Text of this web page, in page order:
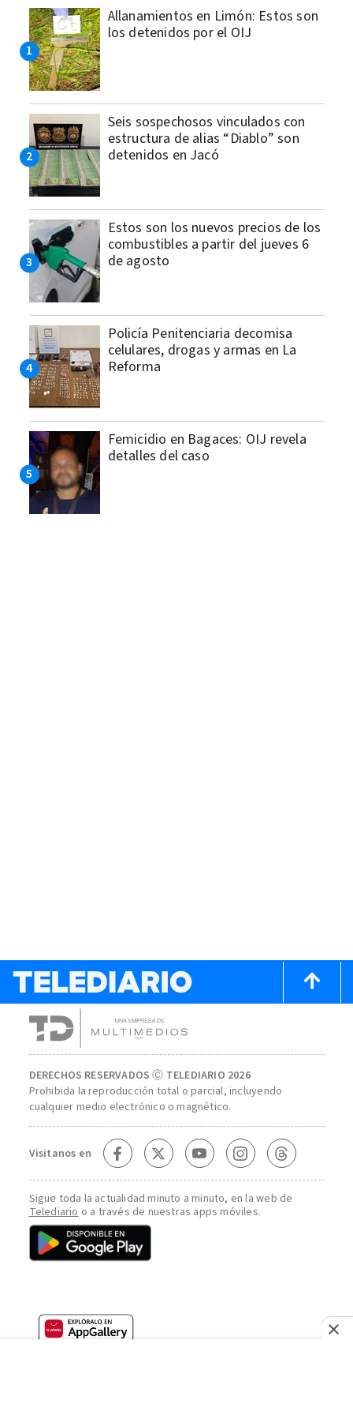
Allanamientos en Limón: Estos son
los detenidos por el OIJ
Seis sospechosos vinculados con
estructura de alias “Diablo” son
detenidos en Jacó
Estos son los nuevos precios de los
combustibles a partir del jueves 6
de agosto
Policía Penitenciaria decomisa
celulares, drogas y armas en La
Reforma
Femicidio en Bagaces: OIJ revela
detalles del caso
DERECHOS RESERVADOS Ⓒ TELEDIARIO 2026
Prohibida la reproducción total o parcial, incluyendo
cualquier medio electrónico o magnético.
Visitanos en
Sigue toda la actualidad minuto a minuto, en la web de
Telediarioo a través de nuestras apps móviles.